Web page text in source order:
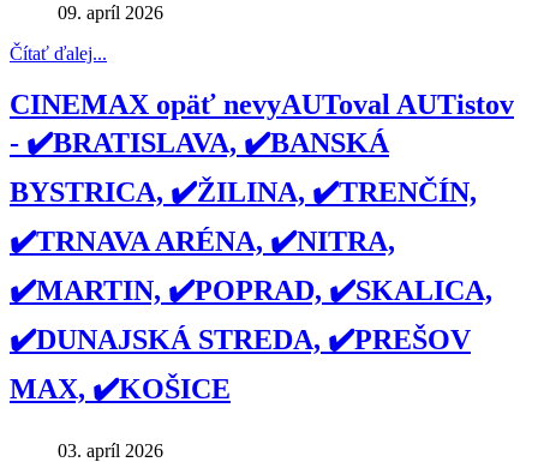
09. apríl 2026
Čítať ďalej...
CINEMAX opäť nevyAUToval AUTistov
- ✔️BRATISLAVA, ✔️BANSKÁ
BYSTRICA, ✔️ŽILINA, ✔️TRENČÍN,
✔️TRNAVA ARÉNA, ✔️NITRA,
✔️MARTIN, ✔️POPRAD, ✔️SKALICA,
✔️DUNAJSKÁ STREDA, ✔️PREŠOV
MAX, ✔️KOŠICE
03. apríl 2026